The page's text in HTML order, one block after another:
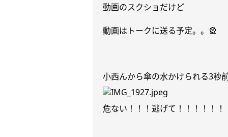
動画のスクショだけど
動画はトークに送る予定。。 🎡
小西んから傘の水かけられる3秒
危ない！！！逃げて！！！！！！